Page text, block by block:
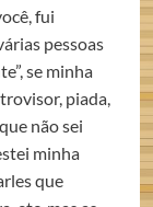
fui
pessoas
se minha
piada,
não sei
minha
que